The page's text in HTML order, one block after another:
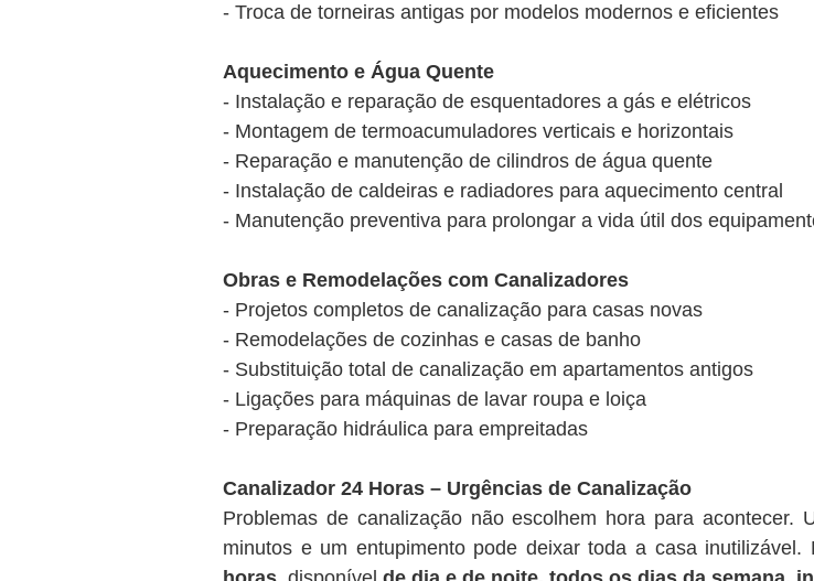
- Troca de torneiras antigas por modelos modernos e eficientes
Aquecimento e Água Quente
- Instalação e reparação de esquentadores a gás e elétricos
- Montagem de termoacumuladores verticais e horizontais
- Reparação e manutenção de cilindros de água quente
- Instalação de caldeiras e radiadores para aquecimento central
- Manutenção preventiva para prolongar a vida útil dos
Obras e Remodelações com Canalizadores
- Projetos completos de canalização para casas novas
- Remodelações de cozinhas e casas de banho
- Substituição total de canalização em apartamentos antigos
- Ligações para máquinas de lavar roupa e loiça
- Preparação hidráulica para empreitadas
Canalizador 24 Horas – Urgências de Canalização
Problemas de canalização não escolhem hora para acontecer.
minutos e um entupimento pode deixar toda a casa